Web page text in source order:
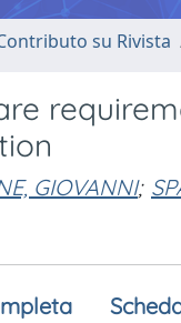
su Rivista
GIOVANNI;